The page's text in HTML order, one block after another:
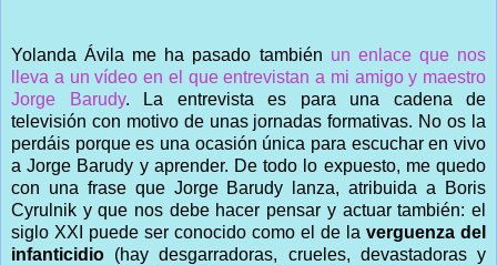
Yolanda Ávila me ha pasado también un enlace que nos
lleva a un vídeo en el que entrevistan a mi amigo y maestro
Jorge Barudy. La entrevista es para una cadena de
televisión con motivo de unas jornadas formativas. No os la
perdáis porque es una ocasión única para escuchar en vivo
a Jorge Barudy y aprender. De todo lo expuesto, me quedo
con una frase que Jorge Barudy lanza, atribuida a Boris
Cyrulnik y que nos debe hacer pensar y actuar también: el
siglo XXI puede ser conocido como el de la verguenza del
infanticidio (hay desgarradoras, crueles, devastadoras y